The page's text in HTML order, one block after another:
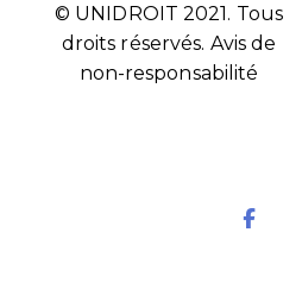
© UNIDROIT 2021. Tous
droits réservés. Avis de
non-responsabilité